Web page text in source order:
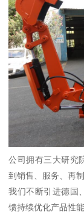
公司拥有三大研究
到销售、服务、再
我们不断引进德国
馈持续优化产品性